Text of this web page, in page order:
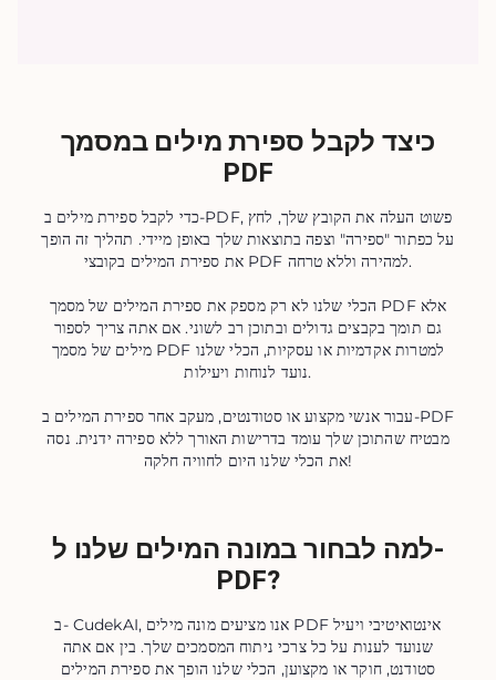
כיצד לקבל ספירת מילים במסמך
PDF
כדי לקבל ספירת מילים ב-PDF, פשוט העלה את הקובץ שלך, לחץ
על כפתור "ספירה" וצפה בתוצאות שלך באופן מיידי. תהליך זה הופך
את ספירת המילים בקובצי PDF למהירה וללא טרחה.
הכלי שלנו לא רק מספק את ספירת המילים של מסמך PDF אלא
גם תומך בקבצים גדולים ובתוכן רב לשוני. אם אתה צריך לספור
מילים של מסמך PDF למטרות אקדמיות או עסקיות, הכלי שלנו
נועד לנוחות ויעילות.
עבור אנשי מקצוע או סטודנטים, מעקב אחר ספירת המילים ב-PDF
מבטיח שהתוכן שלך עומד בדרישות האורך ללא ספירה ידנית. נסה
את הכלי שלנו היום לחוויה חלקה!
למה לבחור במונה המילים שלנו ל-
PDF?
ב- CudekAI, אנו מציעים מונה מילים PDF אינטואיטיבי ויעיל
שנועד לענות על כל צרכי ניתוח המסמכים שלך. בין אם אתה
סטודנט, חוקר או מקצוען, הכלי שלנו הופך את ספירת המילים